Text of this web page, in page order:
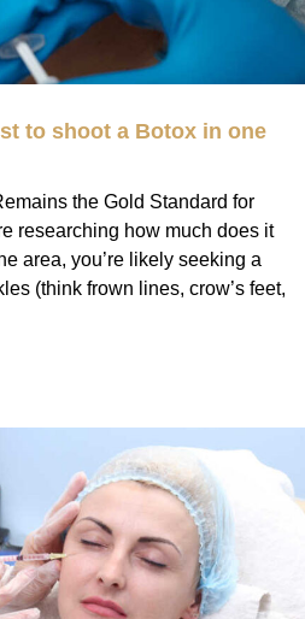
to shoot a Botox in one
the Gold Standard for
researching how much does it
area, you’re likely seeking a
(think frown lines, crow’s feet,